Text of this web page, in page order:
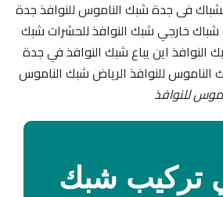
فى جدة شبك الناموس للنوافذ جدة
خارجي شبك النوافذ للحشرات شبك
النوافذ اين يباع شبك النوافذ في جدة
للنوافذ الرياض شبك الناموس
للنوافذ
تركيب شبك